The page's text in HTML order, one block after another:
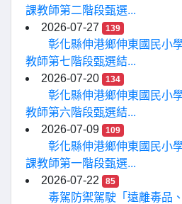
課教師第二階段甄選...
2026-07-27
139
彰化縣伸港鄉伸東國民小
教師第七階段甄選結...
2026-07-20
134
彰化縣伸港鄉伸東國民小
教師第六階段甄選結...
2026-07-09
109
彰化縣伸港鄉伸東國民小
課教師第一階段甄選...
2026-07-22
85
毒駕防禦駕駛「遠離毒品